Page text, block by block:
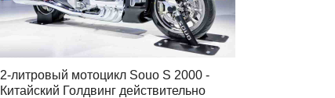
2-литровый мотоцикл Souo S 2000 -
Китайский Голдвинг действительно